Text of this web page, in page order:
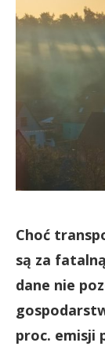
Choć
są za
dane nie
proc. emisji